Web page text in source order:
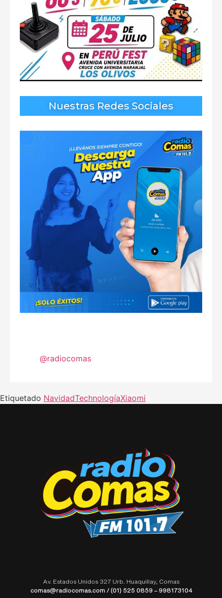
Nuestras Redes Sociales
@radiocomas
Etiquetado NavidadTechnologíaXiaomi
Av. Estados Unidos 327 Urb. Huaquillay, Comas
comas@radiocomas.com / (01) 525 0859 – 998173104